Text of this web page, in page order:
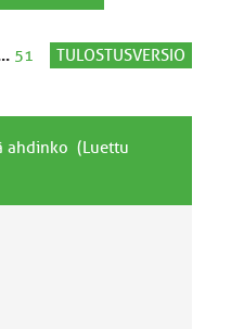
TULOSTUSVERSIO
51
ahdinko (Luettu